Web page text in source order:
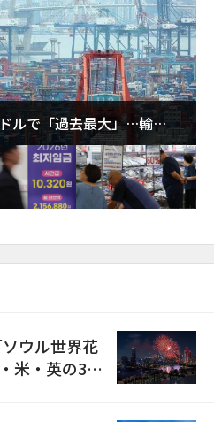
ルで「過去最大」…輸出
ウル世界花
米・英の3カ